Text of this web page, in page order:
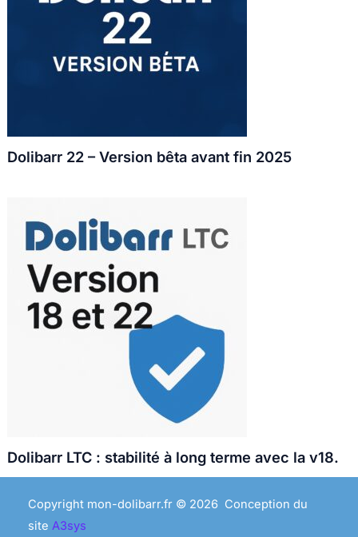
Dolibarr 22 – Version bêta avant fin 2025
Dolibarr LTC : stabilité à long terme avec la v18.
Copyright mon-dolibarr.fr © 2026 Conception du
site A3sys